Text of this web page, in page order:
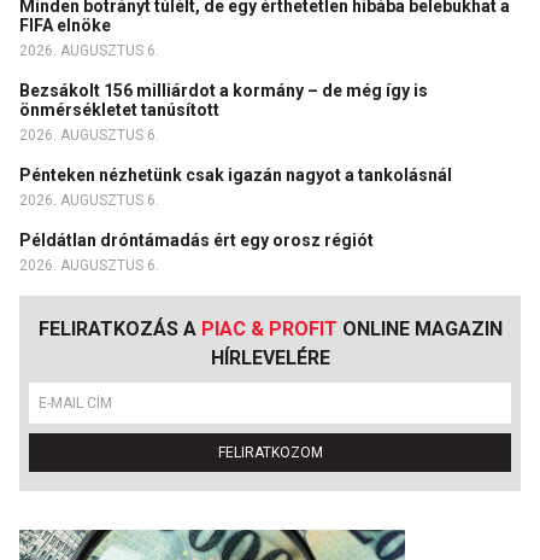
Minden botrányt túlélt, de egy érthetetlen hibába belebukhat a
FIFA elnöke
2026. AUGUSZTUS 6.
Bezsákolt 156 milliárdot a kormány – de még így is
önmérsékletet tanúsított
2026. AUGUSZTUS 6.
Pénteken nézhetünk csak igazán nagyot a tankolásnál
2026. AUGUSZTUS 6.
Példátlan dróntámadás ért egy orosz régiót
2026. AUGUSZTUS 6.
FELIRATKOZÁS A PIAC & PROFIT ONLINE MAGAZIN
HÍRLEVELÉRE
FELIRATKOZOM